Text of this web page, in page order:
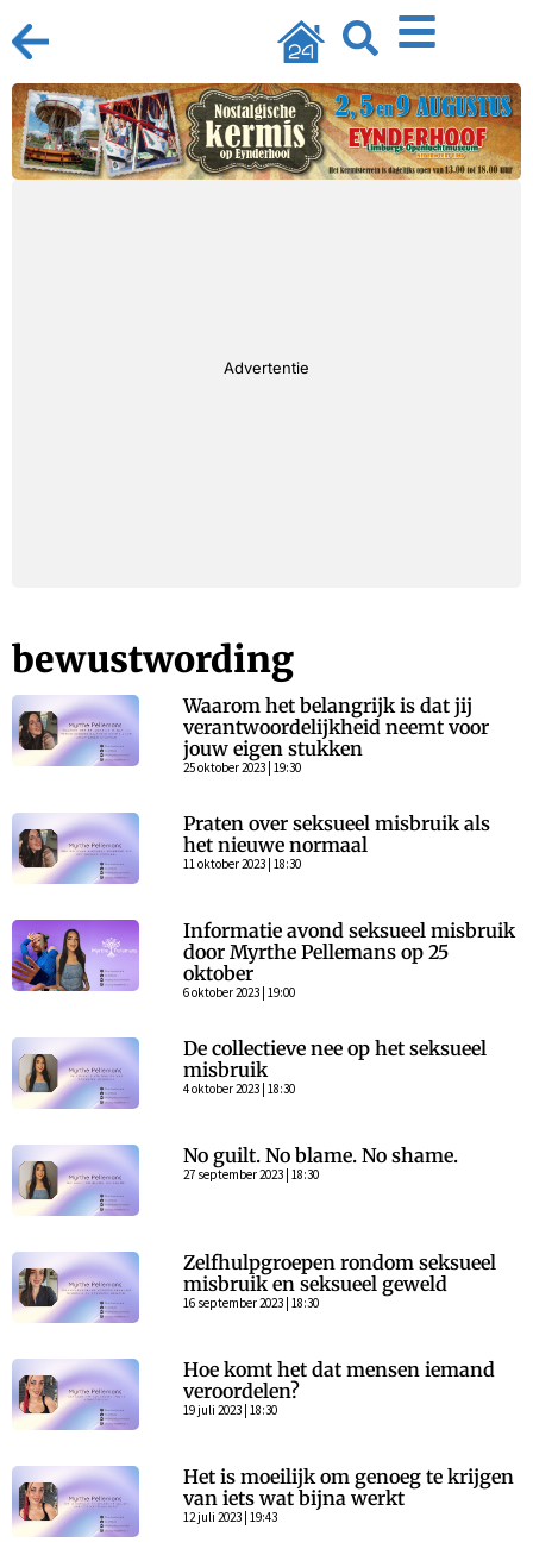
Advertentie
bewustwording
Waarom het belangrijk is dat jij
verantwoordelijkheid neemt voor
jouw eigen stukken
25 oktober 2023 | 19:30
Praten over seksueel misbruik als
het nieuwe normaal
11 oktober 2023 | 18:30
Informatie avond seksueel misbruik
door Myrthe Pellemans op 25
oktober
6 oktober 2023 | 19:00
De collectieve nee op het seksueel
misbruik
4 oktober 2023 | 18:30
No guilt. No blame. No shame.
27 september 2023 | 18:30
Zelfhulpgroepen rondom seksueel
misbruik en seksueel geweld
16 september 2023 | 18:30
Hoe komt het dat mensen iemand
veroordelen?
19 juli 2023 | 18:30
Het is moeilijk om genoeg te krijgen
van iets wat bijna werkt
12 juli 2023 | 19:43